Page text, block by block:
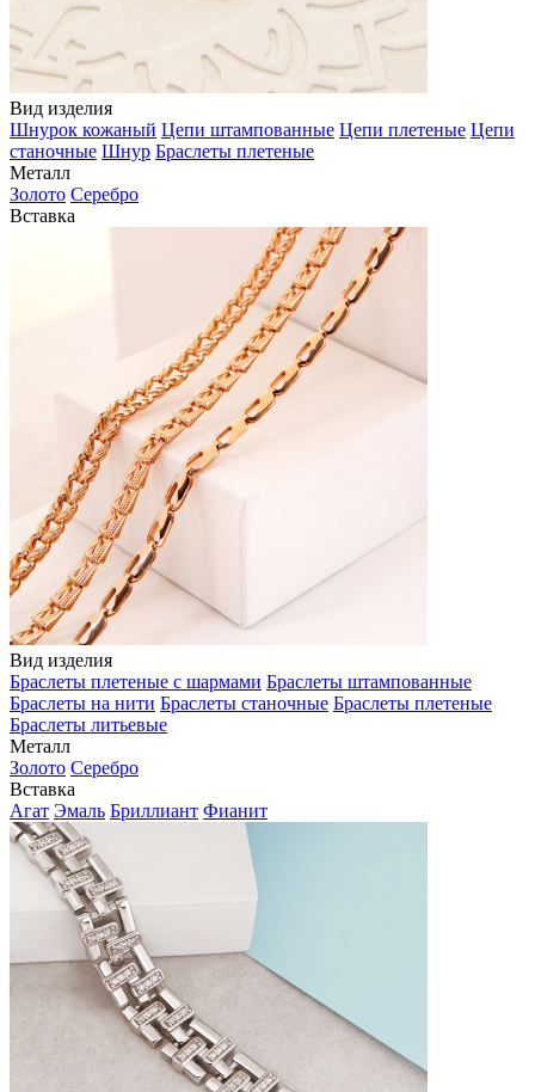
Вид изделия
Шнурок кожаный Цепи штампованные Цепи плетеные Цепи
станочные Шнур Браслеты плетеные
Металл
Золото Серебро
Вставка
Вид изделия
Браслеты плетеные с шармами Браслеты штампованные
Браслеты на нити Браслеты станочные Браслеты плетеные
Браслеты литьевые
Металл
Золото Серебро
Вставка
Агат Эмаль Бриллиант Фианит